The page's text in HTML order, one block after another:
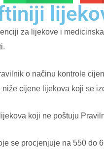
za lijekove i
o načinu kontrole
cijene lijekova koji se
koji ne poštuju
se procjenjuje na 550 do